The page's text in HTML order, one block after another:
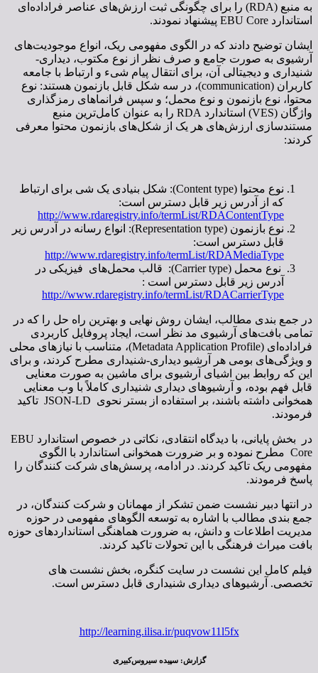
به منبع (RDA) را برای چگونگی ثبت ارزش‌های عناصر فراداده‌ای
استاندارد EBU Core پیشنهاد نمودند.
ایشان توضیح دادند که در الگوی مفهومی ریک، انواع موجودیت‌های
آرشیوی به صورت جامع و صرف نظر از نوع مکتوب، دیداری-
شنیداری و دیجیتالی آن، برای انتقال پیام شیء و ارتباط با جامعه
کاربران (communication)، در سه شکل قابل بازنمون هستند: نوع
محتوا، نوع بازنمون و نوع محمل؛ و سپس فرانماهای رمزگذاری
واژگان (VES) استاندارد RDA را به عنوان کامل‌ترین منبع
مستندسازی ارزش‌های هر یک از شکل‌های بازنمون محتوا معرفی
کردند:
نوع محتوا (Content type): شکل بنیادی یک شی برای ارتباط
که از آدرس زیر قابل دسترس است:
http://www.rdaregistry.info/termList/RDAContentType
نوع بازنمون (Representation type): انواع رسانه در آدرس زیر
قابل دسترس است:
http://www.rdaregistry.info/termList/RDAMediaType
نوع محمل (Carrier type): قالب محمل‌های فیزیکی در
آدرس زیر قابل دسترس است :
http://www.rdaregistry.info/termList/RDACarrierType
در جمع بندی مطالب، ایشان روش نهایی و بهترین راه حل را که در
تمامی بافت‌های آرشیوی مد نظر است، ایجاد پروفایل کاربردی
فراداده‌ای (Metadata Application Profile)، متناسب با نیازهای محلی
و ویژگی‌های بومی هر آرشیو دیداری-شنیداری مطرح کردند، و برای
این که روابط بین اشیای آرشیوی برای ماشین به صورت معنایی
قابل فهم بوده، و آرشیوهای دیداری شنیداری کاملاً با وب معنایی
همخوانی داشته باشند، بر استفاده از بستر نحوی JSON-LD تاکید
فرمودند.
در بخش پایانی، با دیدگاه انتقادی، نکاتی در خصوص استاندارد EBU
Core مطرح نموده و بر ضرورت همخوانی استاندارد با الگوی
مفهومی ریک تاکید کردند. در ادامه، پرسش‌های شرکت کنندگان را
پاسخ فرمودند.
در انتها دبیر نشست ضمن تشکر از مهمانان و شرکت کنندگان، در
جمع بندی مطالب با اشاره به توسعه الگوهای مفهومی در حوزه
مدیریت اطلاعات و دانش، به ضرورت هماهنگی استانداردهای حوزه
بافت میراث فرهنگی با این تحولات تاکید کردند.
فیلم کامل این نشست در سایت کنگره، بخش نشست های
تخصصی. آرشیوهای دیداری شنیداری قابل دسترس است.
http://learning.ilisa.ir/puqvow11l5fx
گزارش: سپیده سیروس‌کبیری